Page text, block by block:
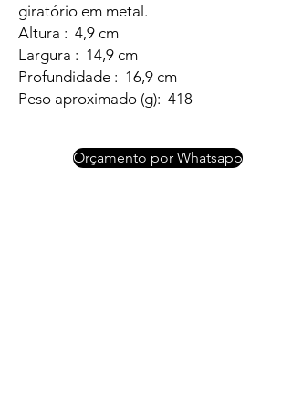
giratório em metal.
Altura : 4,9 cm
Largura : 14,9 cm
Profundidade : 16,9 cm
Peso aproximado (g): 418
Orçamento por Whatsapp